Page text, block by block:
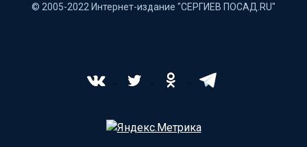
© 2005-2022 Интернет-издание "СЕРГИЕВ ПОСАД.RU"